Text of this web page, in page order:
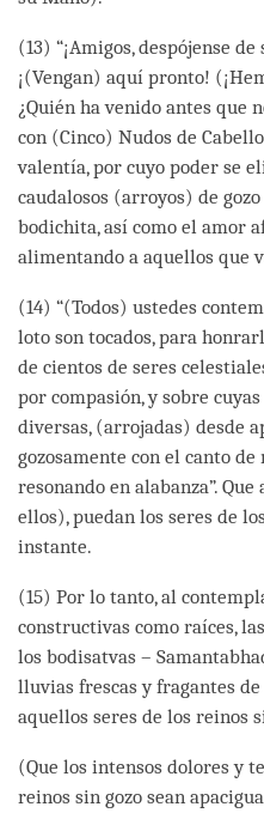
(13) “¡Amigos, despójense
¡(Vengan) aquí pronto!
¿Quién ha venido antes que
con (Cinco) Nudos de
valentía, por cuyo poder se
caudalosos (arroyos) de
bodichita, así como el amor
alimentando a aquellos que
(14) “(Todos) ustedes
loto son tocados, para
de cientos de seres
por compasión, y sobre
diversas, (arrojadas) desde
gozosamente con el canto
resonando en alabanza”.
ellos), puedan los seres de
instante.
(15) Por lo tanto, al
constructivas como raíces,
los bodisatvas –
lluvias frescas y fragantes
aquellos seres de los reinos
(Que los intensos dolores y
reinos sin gozo sean